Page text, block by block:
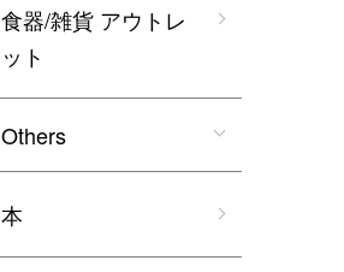
食器/雑貨 アウトレ
ット
Others
本